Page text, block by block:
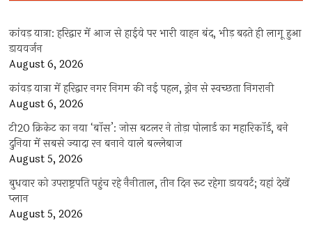
कांवड़ यात्रा: हरिद्वार में आज से हाईवे पर भारी वाहन बंद, भीड़ बढ़ते ही लागू हुआ
डायवर्जन
August 6, 2026
कांवड़ यात्रा में हरिद्वार नगर निगम की नई पहल, ड्रोन से स्वच्छता निगरानी
August 6, 2026
टी20 क्रिकेट का नया ‘बॉस’: जोस बटलर ने तोड़ा पोलार्ड का महारिकॉर्ड, बने
दुनिया में सबसे ज्यादा रन बनाने वाले बल्लेबाज
August 5, 2026
बुधवार को उपराष्ट्रपति पहुंच रहे नैनीताल, तीन दिन रूट रहेगा डायवर्ट; यहां देखें
प्‍लान
August 5, 2026